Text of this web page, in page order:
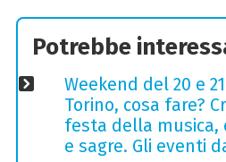
Potrebbe
Weekend del 20 e
Torino, cosa fare?
festa della musica,
e sagre. Gli eventi